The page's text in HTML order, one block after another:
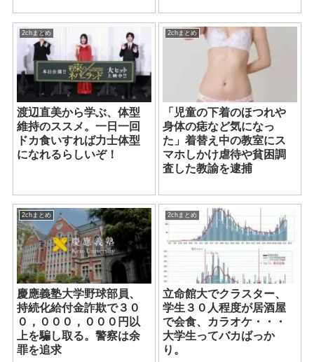
2chまとめ
渡辺直美から学ぶ、体型
維持のススメ。一日一回
ドカ食いすれば力士体型
になれるらしいぞ！
2chまとめ
「児童の下着のほつれや
身体の痣など気になっ
た」着替え中の教室にス
マホしかけ虐待や貧困調
査した教諭を逮捕
2chまとめ
慶應義塾大学野球部員、
持続化給付金詐欺で３０
０，０００，０００円以
上を騙し取る。警察は余
罪を追求
2chまとめ
立命館大でクラスター、
学生３０人程度が居酒屋
で会食、カラオケ・・・
大学生ってバカばっか
り。